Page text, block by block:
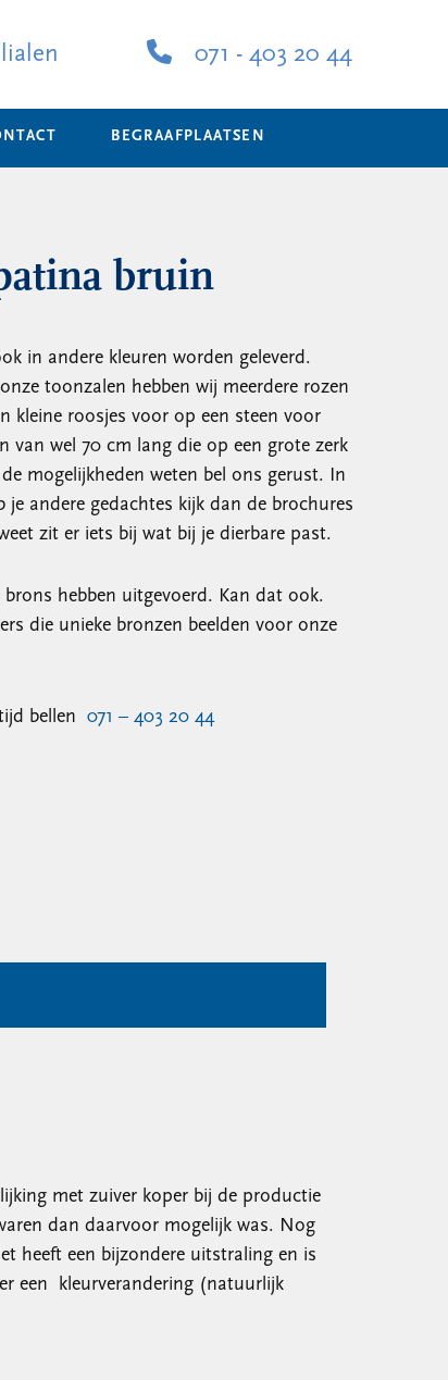
071 - 403 20 44
BEGRAAFPLAATSEN
bruin
in andere kleuren worden geleverd.
toonzalen hebben wij meerdere rozen
kleine roosjes voor op een steen voor
van wel 70 cm lang die op een grote zerk
mogelijkheden weten bel ons gerust. In
andere gedachtes kijk dan de brochures
zit er iets bij wat bij je dierbare past.
hebben uitgevoerd. Kan dat ook.
die unieke bronzen beelden voor onze
bellen 071 – 403 20 44
met zuiver koper bij de productie
dan daarvoor mogelijk was. Nog
heeft een bijzondere uitstraling en is
een kleurverandering (natuurlijk